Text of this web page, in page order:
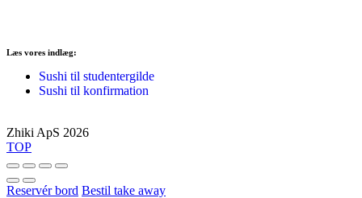
Læs vores indlæg:
Sushi til studentergilde
Sushi til konfirmation
Zhiki ApS 2026
TOP
Reservér bord Bestil take away